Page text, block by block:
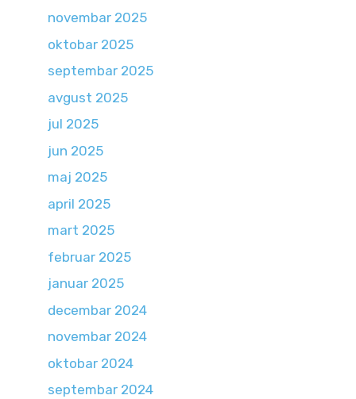
novembar 2025
oktobar 2025
septembar 2025
avgust 2025
jul 2025
jun 2025
maj 2025
april 2025
mart 2025
februar 2025
januar 2025
decembar 2024
novembar 2024
oktobar 2024
septembar 2024